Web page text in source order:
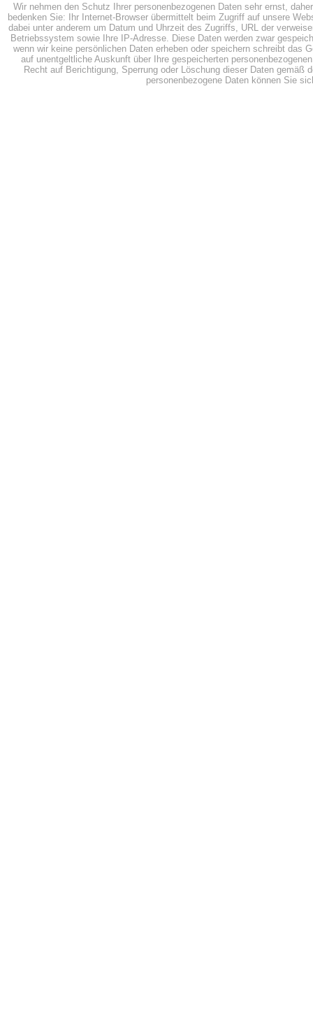
Wir nehmen den Schutz Ihrer personenbezogenen Daten sehr ernst,
bedenken Sie: Ihr Internet-Browser übermittelt beim Zugriff auf unsere
dabei unter anderem um Datum und Uhrzeit des Zugriffs, URL der
Betriebssystem sowie Ihre IP-Adresse. Diese Daten werden zwar
wenn wir keine persönlichen Daten erheben oder speichern schreibt
auf unentgeltliche Auskunft über Ihre gespeicherten
Recht auf Berichtigung, Sperrung oder Löschung dieser Daten
personenbezogene Daten können Sie